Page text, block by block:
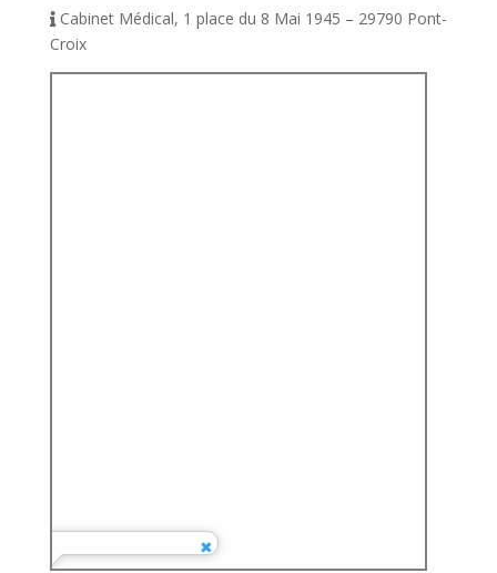
Cabinet Médical, 1 place du 8 Mai 1945 – 29790 Pont-
Croix